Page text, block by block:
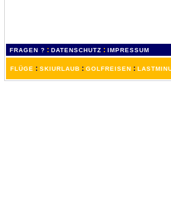
FRAGEN ? : DATENSCHUTZ : IMPRESSUM
FLÜGE : SKIURLAUB : GOLFREISEN :